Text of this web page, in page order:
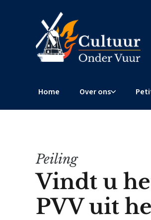
Home Over ons
Peiling
Vindt u
PVV uit